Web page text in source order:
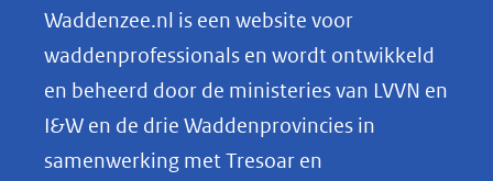
n
o
p
Waddenzee.nl is een website voor
waddenprofessionals en wordt ontwikkeld
en beheerd door de ministeries van LVVN en
I&W en de drie Waddenprovincies in
samenwerking met Tresoar en